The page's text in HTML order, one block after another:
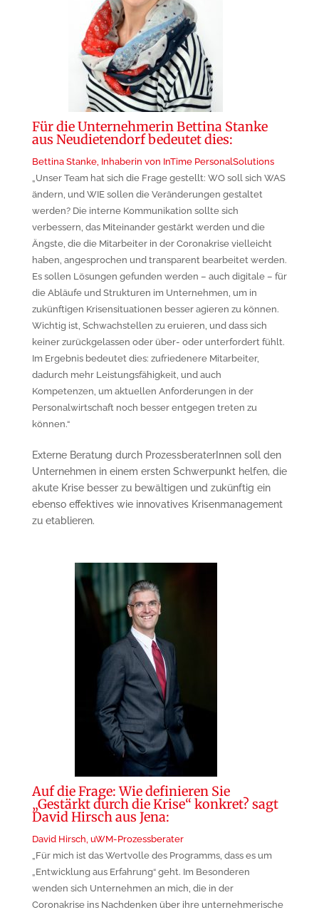
Für die Unternehmerin Bettina Stanke
aus Neudietendorf bedeutet dies:
Bettina Stanke, Inhaberin von InTime PersonalSolutions
„Unser Team hat sich die Frage gestellt: WO soll sich WAS
ändern, und WIE sollen die Veränderungen gestaltet
werden? Die interne Kommunikation sollte sich
verbessern, das Miteinander gestärkt werden und die
Ängste, die die Mitarbeiter in der Coronakrise vielleicht
haben, angesprochen und transparent bearbeitet werden.
Es sollen Lösungen gefunden werden – auch digitale – für
die Abläufe und Strukturen im Unternehmen, um in
zukünftigen Krisensituationen besser agieren zu können.
Wichtig ist, Schwachstellen zu eruieren, und dass sich
keiner zurückgelassen oder über- oder unterfordert fühlt.
Im Ergebnis bedeutet dies: zufriedenere Mitarbeiter,
dadurch mehr Leistungsfähigkeit, und auch
Kompetenzen, um aktuellen Anforderungen in der
Personalwirtschaft noch besser entgegen treten zu
können.“
Externe Beratung durch ProzessberaterInnen soll den
Unternehmen in einem ersten Schwerpunkt helfen, die
akute Krise besser zu bewältigen und zukünftig ein
ebenso effektives wie innovatives Krisenmanagement
zu etablieren.
Auf die Frage: Wie definieren Sie
„Gestärkt durch die Krise“ konkret? sagt
David Hirsch aus Jena:
David Hirsch, uWM-Prozessberater
„Für mich ist das Wertvolle des Programms, dass es um
„Entwicklung aus Erfahrung“ geht. Im Besonderen
wenden sich Unternehmen an mich, die in der
Coronakrise ins Nachdenken über ihre unternehmerische